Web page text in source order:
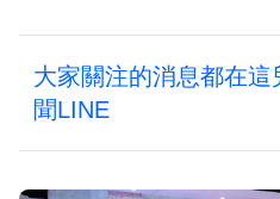
大家關注的消息都在
聞LINE